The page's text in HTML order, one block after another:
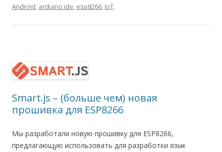
Android, arduino ide, esp8266, IoT.
Smart.js – (больше чем) новая
прошивка для ESP8266
Мы разработали новую прошивку для ESP8266,
предлагающую использовать для разработки язык